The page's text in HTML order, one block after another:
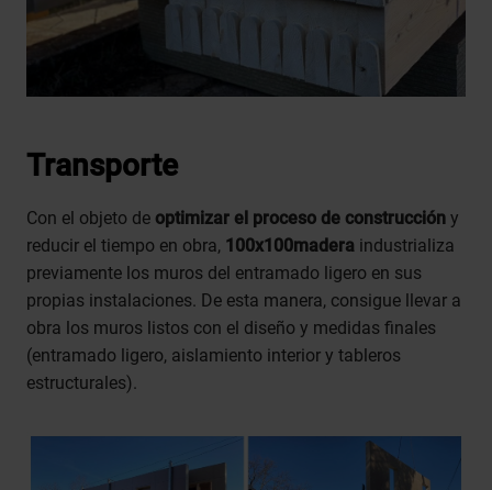
Transporte
Con el objeto de optimizar el proceso de construcción y
reducir el tiempo en obra, 100x100madera industrializa
previamente los muros del entramado ligero en sus
propias instalaciones. De esta manera, consigue llevar a
obra los muros listos con el diseño y medidas finales
(entramado ligero, aislamiento interior y tableros
estructurales).